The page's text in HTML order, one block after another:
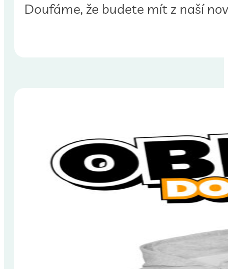
Doufáme, že budete mít z naší